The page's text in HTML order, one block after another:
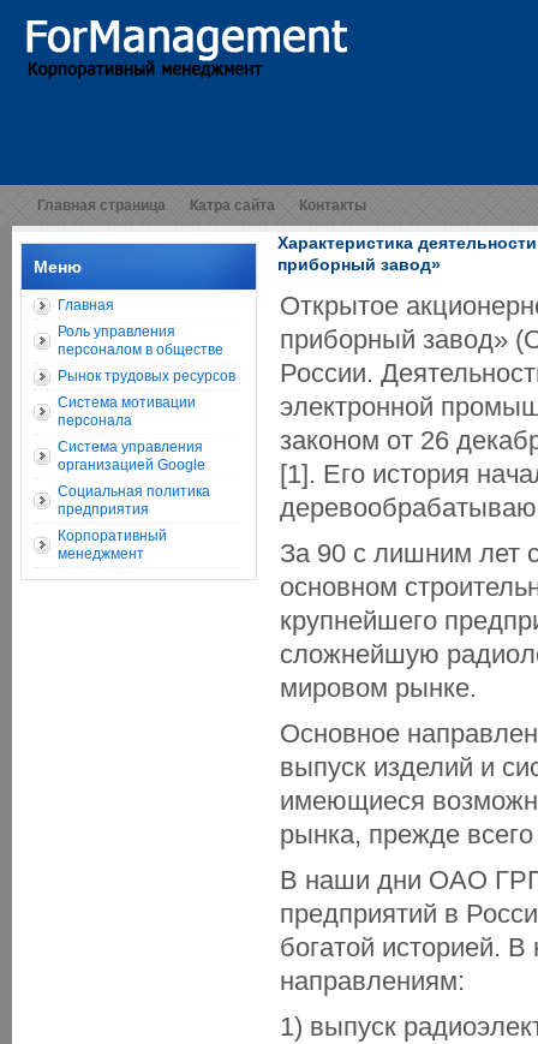
Главная страница Катра сайта Контакты
Меню
Главная
Роль управления
персоналом в обществе
Рынок трудовых ресурсов
Система мотивации
персонала
Система управления
организацией Google
Социальная политика
предприятия
Корпоративный
менеджмент
Характеристика
приборный завод»
Открытое
приборный завод»
России.
электронной
законом от 26
[1]. Его история
За 90 с лишним лет
основном
крупнейшего
сложнейшую
мировом рынке.
Основное
выпуск изделий и
имеющиеся
рынка, прежде всего
В наши дни ОАО
предприятий в
богатой историей.
направлениям:
1) выпуск